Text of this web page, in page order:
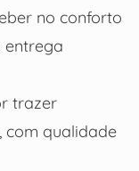
no conforto
entrega
trazer
com qualidade